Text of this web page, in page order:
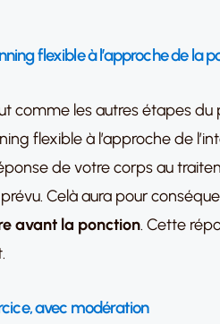
flexible à l’approche de la
comme les autres étapes du
flexible à l’approche de
de votre corps au
Celà aura pour
avant la ponction. Cette
avec modération